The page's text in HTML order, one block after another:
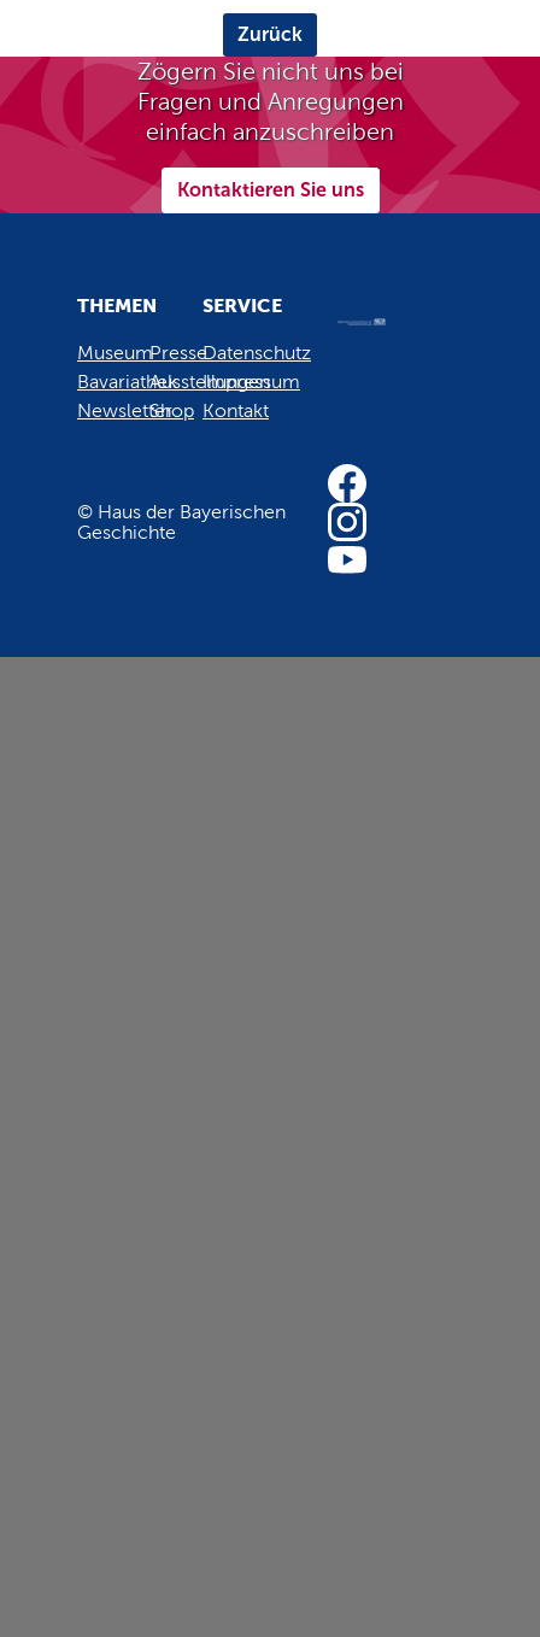
Zurück
Zögern Sie nicht uns bei
Fragen und Anregungen
einfach anzuschreiben
Kontaktieren Sie uns
THEMEN
Museum
Bavariathek
Newsletter
Presse
Ausstellungen
Shop
SERVICE
Datenschutz
Impressum
Kontakt
© Haus der Bayerischen
Geschichte